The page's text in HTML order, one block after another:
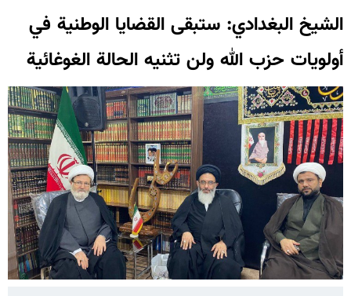
الشيخ البغدادي: ستبقى القضايا الوطنية في
أولويات حزب الله ولن تثنيه الحالة الغوغائية